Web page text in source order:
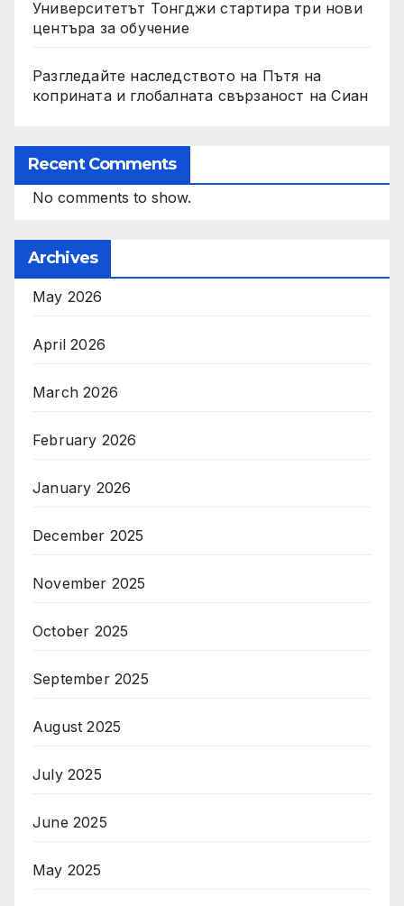
Университетът Тонгджи стартира три нови
центъра за обучение
Разгледайте наследството на Пътя на
коприната и глобалната свързаност на Сиан
Recent Comments
No comments to show.
Archives
May 2026
April 2026
March 2026
February 2026
January 2026
December 2025
November 2025
October 2025
September 2025
August 2025
July 2025
June 2025
May 2025